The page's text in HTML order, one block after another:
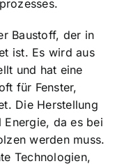
Baustoff, der in
ist. Es wird aus
und hat eine
für Fenster,
Die Herstellung
da es bei
werden muss.
Technologien,